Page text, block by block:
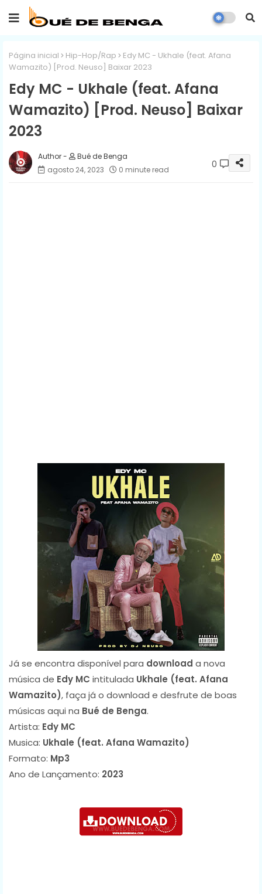
Página inicial Hip-Hop/Rap
Edy MC - Ukhale (feat. Afana
Wamazito) [Prod. Neuso] Baixar 2023
Edy MC - Ukhale (feat. Afana
Wamazito) [Prod. Neuso] Baixar
2023
Bué de Benga
agosto 24, 2023
0 minute read 0
Já se encontra disponível para download a nova
música de Edy MC intitulada Ukhale (feat. Afana
Wamazito), faça já o download e desfrute de boas
músicas aqui na Bué de Benga.
Artista: Edy MC
Musica: Ukhale (feat. Afana Wamazito)
Formato: Mp3
Ano de Lançamento: 2023